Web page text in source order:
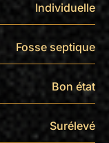
Individuelle
Fosse septique
Bon état
Surélevé